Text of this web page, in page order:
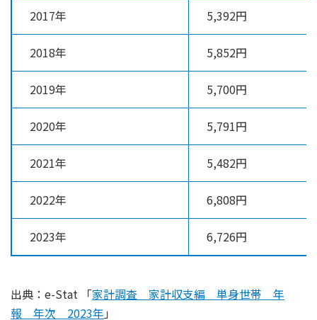
2017年 5,392円
2018年 5,852円
2019年 5,700円
2020年 5,791円
2021年 5,482円
2022年 6,808円
2023年 6,726円
出典：e-Stat 「家計調査 家計収支編 単身世帯 年
報 年次 2023年 」